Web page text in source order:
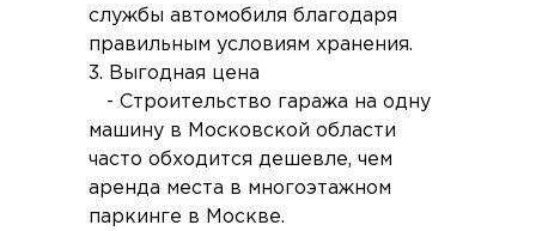
службы автомобиля благодаря
правильным условиям хранения.
3. Выгодная цена
- Строительство гаража на одну
машину в Московской области
часто обходится дешевле, чем
аренда места в многоэтажном
паркинге в Москве.